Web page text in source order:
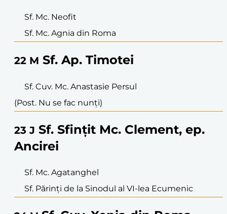
Sf. Mc. Neofit
Sf. Mc. Agnia din Roma
22 M Sf. Ap. Timotei
Sf. Cuv. Mc. Anastasie Persul
(Post. Nu se fac nunți)
23 J Sf. Sfințit Mc. Clement, ep.
Ancirei
Sf. Mc. Agatanghel
Sf. Părinți de la Sinodul al VI-lea Ecumenic